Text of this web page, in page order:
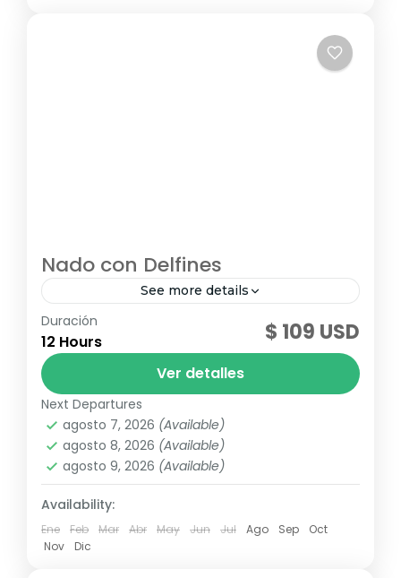
Nado con Delfines
See more details
¡Vive las mejores experiencias acuáticas en
Ocean Adventures y conoce cada una de
las actividades que podrás elegir en tus
próximas vacaciones en Punta Cana....
Punta Cana,
Duración
12 Hours $ 109 USD
Ver detalles
Next Departures
agosto 7, 2026 (Available)
agosto 8, 2026 (Available)
agosto 9, 2026 (Available)
Availability:
Ene Feb Mar Abr May Jun Jul Ago Sep
Oct
Nov
Dic